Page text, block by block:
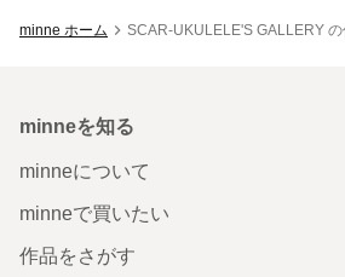
minne ホーム SCAR-UKULELE'S GALLERY の
minneを知る
minneについて
minneで買いたい
作品をさがす